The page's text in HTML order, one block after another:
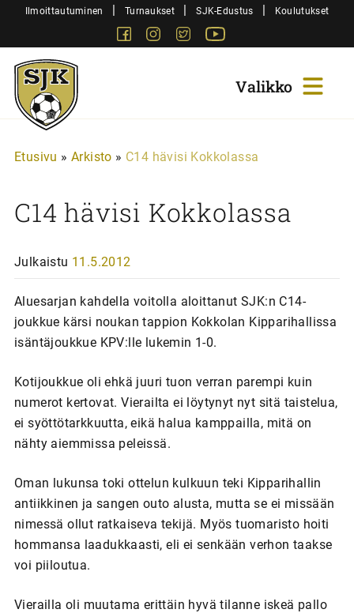
SiirryIlmoittautuminen | Turnaukset | SJK-Edustus | Koulutukset
FacebookInstagram
Twitter
Sjk-
Juniorit
Etusivu » Arkisto » C14 hävisi Kokkolassa
C14 hävisi Kokkolassa
Julkaistu 11.5.2012
Aluesarjan kahdella voitolla aloittanut SJK:n C14-
joukkue kärsi noukan tappion Kokkolan Kipparihallissa
isäntäjoukkue KPV:lle lukemin 1-0.
Kotijoukkue oli ehkä juuri tuon verran parempi kuin
numerot kertovat. Vierailta ei löytynyt nyt sitä taistelua,
ei syöttötarkkuutta, eikä halua kamppailla, mitä on
nähty aiemmissa peleissä.
Oman lukunsa toki ottelun kulkuun teki Kipparihallin
antiikkinen ja sangen outo alusta, mutta se ei missään
nimessä ollut ratkaiseva tekijä. Myös tuomaristo hoiti
hommansa laadukkaasti, eli ei senkään verhon taakse
voi piiloutua.
Vierailla oli muutama erittäin hyvä tilanne iskeä pallo